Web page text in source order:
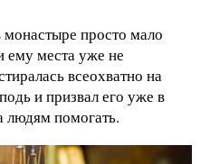
просто мало
ему места уже не
всеохватно на
и призвал его уже в
людям помогать.